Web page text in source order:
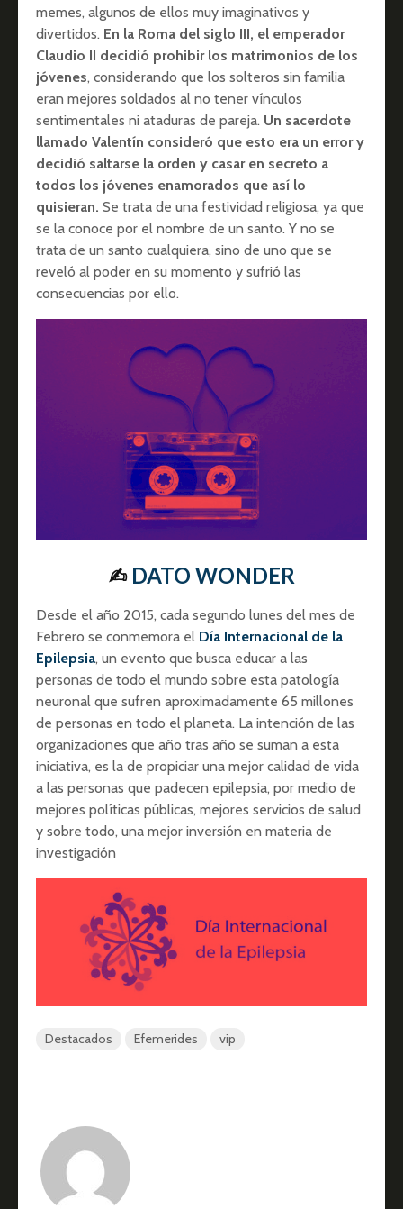
memes, algunos de ellos muy imaginativos y
divertidos. En la Roma del siglo III, el emperador
Claudio II decidió prohibir los matrimonios de los
jóvenes, considerando que los solteros sin familia
eran mejores soldados al no tener vínculos
sentimentales ni ataduras de pareja. Un sacerdote
llamado Valentín consideró que esto era un error y
decidió saltarse la orden y casar en secreto a
todos los jóvenes enamorados que así lo
quisieran. Se trata de una festividad religiosa, ya que
se la conoce por el nombre de un santo. Y no se
trata de un santo cualquiera, sino de uno que se
reveló al poder en su momento y sufrió las
consecuencias por ello.
✍︎ DATO WONDER
Desde el año 2015, cada segundo lunes del mes de
Febrero se conmemora el Día Internacional de la
Epilepsia, un evento que busca educar a las
personas de todo el mundo sobre esta patología
neuronal que sufren aproximadamente 65 millones
de personas en todo el planeta. La intención de las
organizaciones que año tras año se suman a esta
iniciativa, es la de propiciar una mejor calidad de vida
a las personas que padecen epilepsia, por medio de
mejores políticas públicas, mejores servicios de salud
y sobre todo, una mejor inversión en materia de
investigación
Destacados Efemerides vip